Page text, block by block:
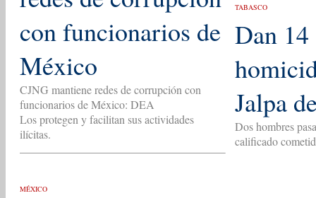
con funcionarios de
México
CJNG mantiene redes de corrupción con
funcionarios de México: DEA
Los protegen y facilitan sus actividades
ilícitas.
MÉXICO
TABASCO
Dan
Jalpa
Dos hombres
calificado